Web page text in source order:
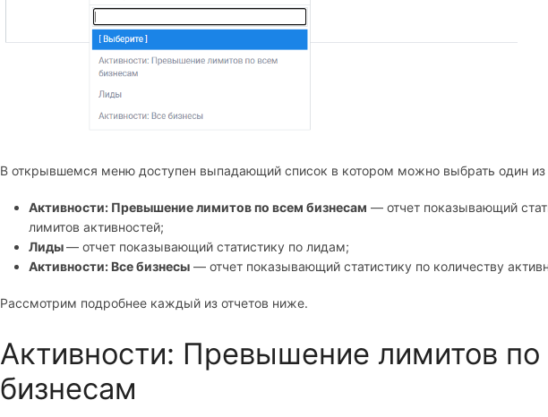
В открывшемся меню доступен выпадающий список в котором можно выбрать один из
Активности: Превышение лимитов по всем бизнесам — отчет показывающий
лимитов активностей;
Лиды— отчет показывающий статистику по лидам;
Активности: Все бизнесы — отчет показывающий статистику по количеству
Рассмотрим подробнее каждый из отчетов ниже.
Активности: Превышение лимитов по
бизнесам